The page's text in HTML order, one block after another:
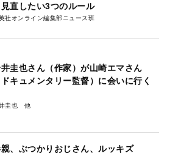
見直したい3つのルール
社オンライン編集部ニュース班
圭也さん（作家）が山崎エマさん
ドキュメンタリー監督）に会いに行く
圭也
、ぶつかりおじさん、ルッキズ